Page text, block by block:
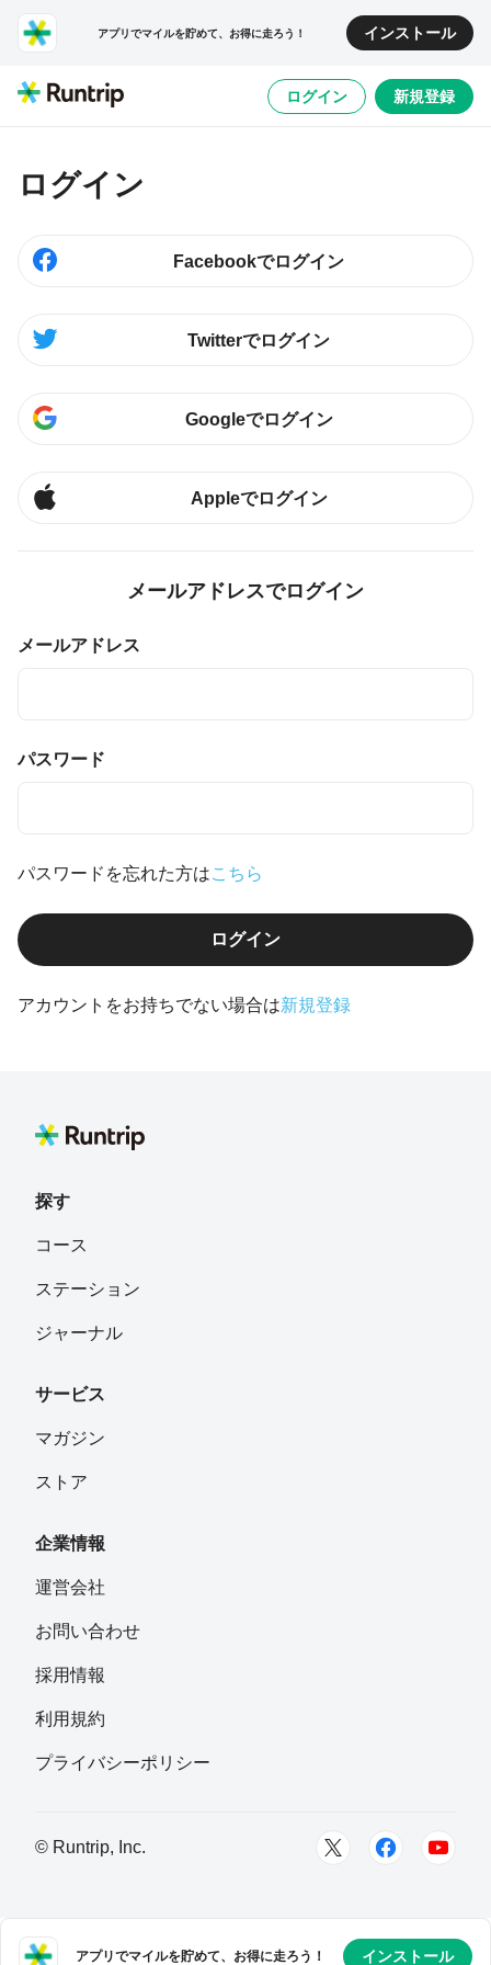
アプリでマイルを貯めて、お得に走ろう！ インストール
ログイン 新規登録
ログイン
Facebookでログイン
Twitterでログイン
Googleでログイン
Appleでログイン
メールアドレスでログイン
メールアドレス
パスワード
パスワードを忘れた方はこちら
ログイン
アカウントをお持ちでない場合は新規登録
探す
コース
ステーション
ジャーナル
サービス
マガジン
ストア
企業情報
運営会社
お問い合わせ
採用情報
利用規約
プライバシーポリシー
© Runtrip, Inc.
アプリでマイルを貯めて、お得に走ろう！ インストール